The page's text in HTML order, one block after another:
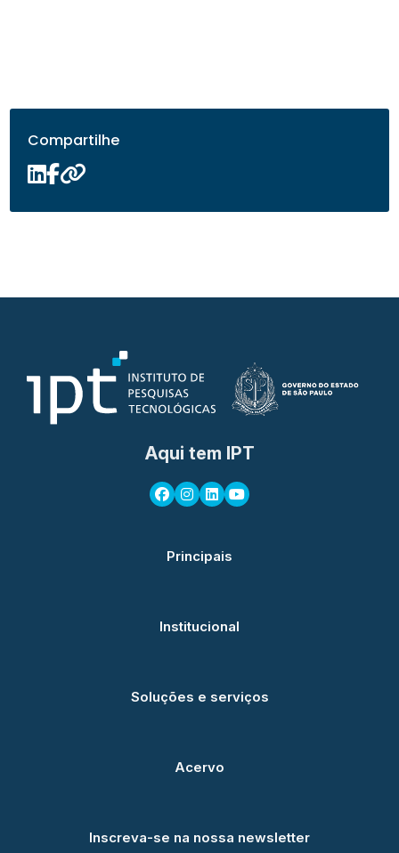
Compartilhe
Aqui tem IPT
Principais
Institucional
Soluções e serviços
Acervo
Inscreva-se na nossa newsletter